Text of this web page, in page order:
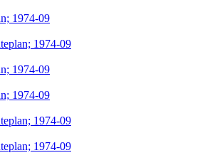
1974-09
1974-09
1974-09
1974-09
1974-09
1974-09